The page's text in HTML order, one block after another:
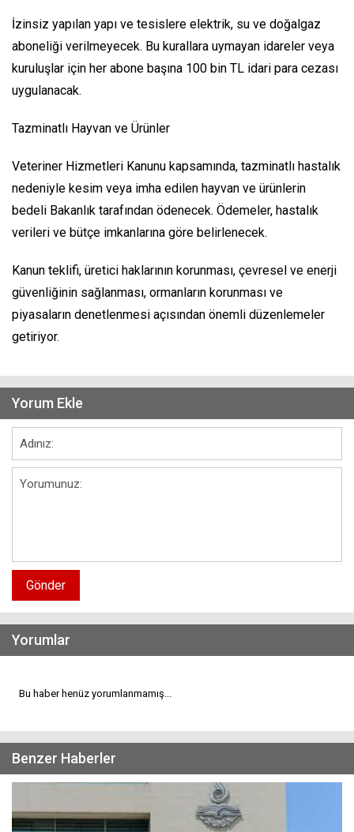
İzinsiz yapılan yapı ve tesislere elektrik, su ve doğalgaz
aboneliği verilmeyecek. Bu kurallara uymayan idareler veya
kuruluşlar için her abone başına 100 bin TL idari para cezası
uygulanacak.
Tazminatlı Hayvan ve Ürünler
Veteriner Hizmetleri Kanunu kapsamında, tazminatlı hastalık
nedeniyle kesim veya imha edilen hayvan ve ürünlerin
bedeli Bakanlık tarafından ödenecek. Ödemeler, hastalık
verileri ve bütçe imkanlarına göre belirlenecek.
Kanun teklifi, üretici haklarının korunması, çevresel ve enerji
güvenliğinin sağlanması, ormanların korunması ve
piyasaların denetlenmesi açısından önemli düzenlemeler
getiriyor.
Yorum Ekle
Gönder
Yorumlar
Bu haber henüz yorumlanmamış...
Benzer Haberler